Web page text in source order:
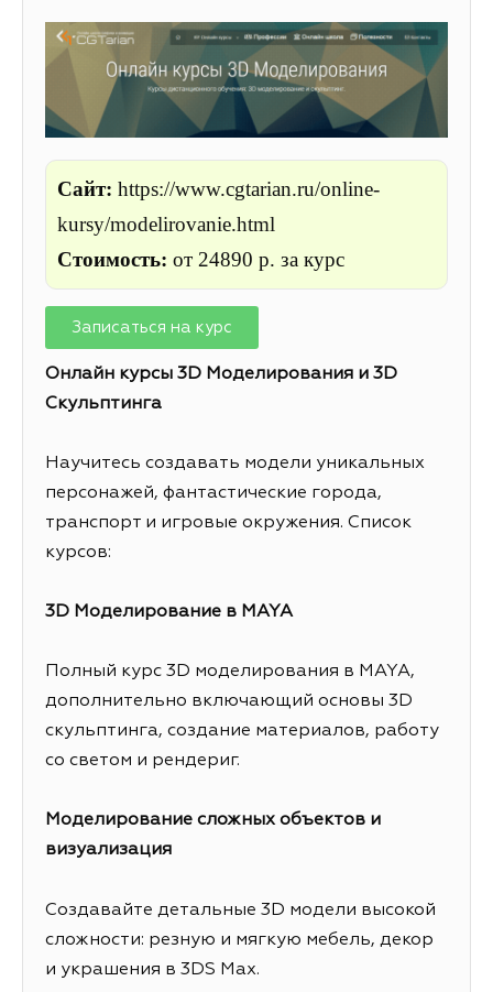
Сайт: https://www.cgtarian.ru/online-
kursy/modelirovanie.html
Стоимость: от 24890 р. за курс
Записаться на курс
Онлайн курсы 3D Моделирования и 3D
Скульптинга
Научитесь создавать модели уникальных
персонажей, фантастические города,
транспорт и игровые окружения. Список
курсов:
3D Моделирование в MAYA
Полный курс 3D моделирования в MAYA,
дополнительно включающий основы 3D
скульптинга, создание материалов, работу
со светом и рендериг.
Моделирование сложных объектов и
визуализация
Создавайте детальные 3D модели высокой
сложности: резную и мягкую мебель, декор
и украшения в 3DS Max.